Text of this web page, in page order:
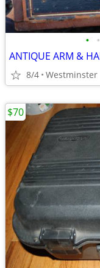
• •
8/4 Westminster
$70